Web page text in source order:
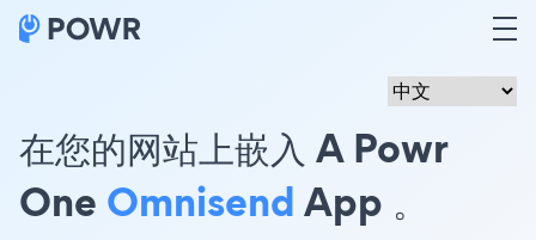
在您的网站上嵌入 A Powr
One OmnisendApp 。